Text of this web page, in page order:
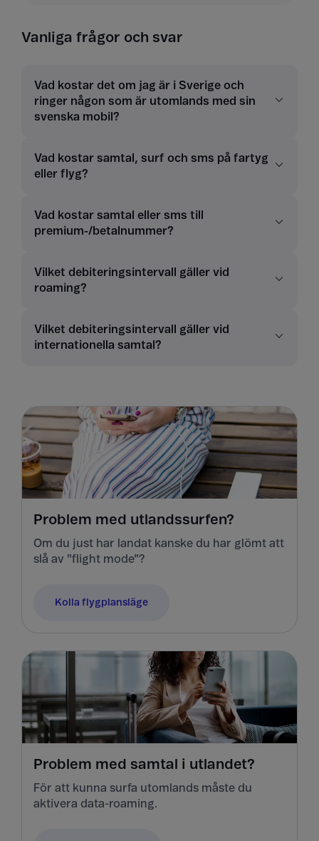
Vanliga frågor och svar
Vad kostar det om jag är i Sverige och
ringer någon som är utomlands med sin
svenska mobil?
Vad kostar samtal, surf och sms på fartyg
eller flyg?
Vad kostar samtal eller sms till
premium-/betalnummer?
Vilket debiteringsintervall gäller vid
roaming?
Vilket debiteringsintervall gäller vid
internationella samtal?
Problem med utlandssurfen?
Om du just har landat kanske du har glömt att
slå av "flight mode"?
Kolla flygplansläge
Problem med samtal i utlandet?
För att kunna surfa utomlands måste du
aktivera data-roaming.